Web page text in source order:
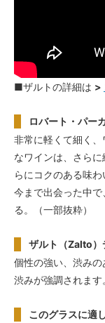
■ザルトの詳細は >
ロバート・パー
非常に軽くて細く
なワインは、さら
らにコクのある味
今まで出会った中
る。（一部抜粋）
ザルト（Zalto）
個性の強い、渋みの
渋みが強調されます
このグラスに適